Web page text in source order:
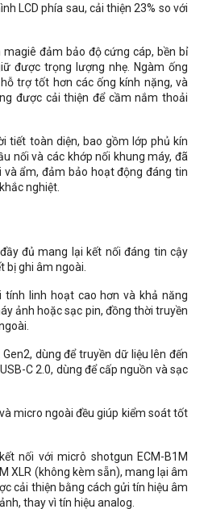
LCD phía sau, cải thiện 23% so với
đảm bảo độ cứng cáp, bền bỉ
được trọng lượng nhẹ. Ngàm ống
trợ tốt hơn các ống kính nặng, và
được cải thiện để cầm nắm thoải
tiết toàn diện, bao gồm lớp phủ kín
nối và các khớp nối khung máy, đã
và ẩm, đảm bảo hoạt động đáng tin
nghiệt.
đủ mang lại kết nối đáng tin cậy
bị ghi âm ngoài.
tính linh hoạt cao hơn và khả năng
ảnh hoặc sạc pin, đồng thời truyền
dùng để truyền dữ liệu lên đến
C 2.0, dùng để cấp nguồn và sạc
micro ngoài đều giúp kiểm soát tốt
nối với micrô shotgun ECM-B1M
XLR (không kèm sẵn), mang lại âm
cải thiện bằng cách gửi tín hiệu âm
thay vì tín hiệu analog.